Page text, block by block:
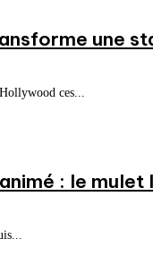
une
ces...
: le